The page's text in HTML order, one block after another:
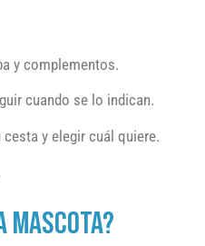
y complementos.
cuando se lo indican.
y elegir cuál quiere.
MASCOTA?